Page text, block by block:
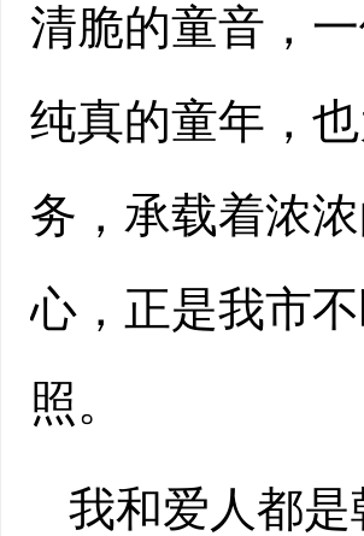
清脆的童音，
纯真的童年，
务，承载着浓
心，正是我市
照。
我和爱人都